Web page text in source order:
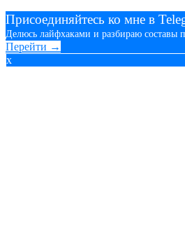
Присоединяйтесь ко мне в
Делюсь лайфхаками и разбираю составы
Перейти →
x